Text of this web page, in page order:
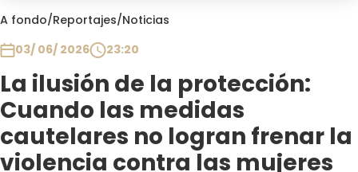
A fondo/Reportajes/Noticias
03/ 06/ 2026
23:20
La ilusión de la protección:
Cuando las medidas
cautelares no logran frenar la
violencia contra las mujeres
Club De La Comedia
Plan Perfecto
El Tiempo
Sabingo
Todos Los Programas